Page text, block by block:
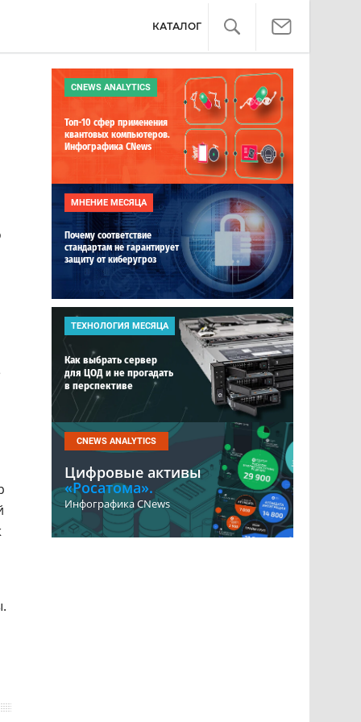
КАТАЛОГ
CNEWS ANALYTICS
Топ-10 сфер применения
квантовых компьютеров.
Инфографика CNews
МНЕНИЕ МЕСЯЦА
Почему соответствие
стандартам не гарантирует
защиту от киберугроз
ТЕХНОЛОГИЯ МЕСЯЦА
Как выбрать сервер
для ЦОД и не прогадать
в перспективе
CNEWS ANALYTICS
Цифровые активы
«Росатома».
Инфографика CNews